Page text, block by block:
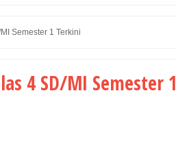
Semester 1 Terkini
4 SD/MI Semester 1